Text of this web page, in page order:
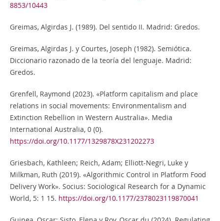
8853/10443
Greimas, Algirdas J. (1989). Del sentido II. Madrid: Gredos.
Greimas, Algirdas J. y Courtes, Joseph (1982). Semiótica.
Diccionario razonado de la teoría del lenguaje. Madrid:
Gredos.
Grenfell, Raymond (2023). «Platform capitalism and place
relations in social movements: Environmentalism and
Extinction Rebellion in Western Australia». Media
International Australia, 0 (0).
https://doi.org/10.1177/1329878X231202273
Griesbach, Kathleen; Reich, Adam; Elliott-Negri, Luke y
Milkman, Ruth (2019). «Algorithmic Control in Platform Food
Delivery Work». Socius: Sociological Research for a Dynamic
World, 5: 1 15. https://doi.org/10.1177/2378023119870041